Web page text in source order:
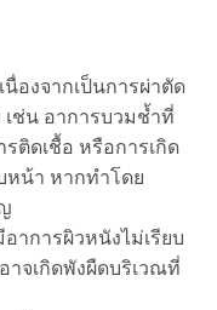
เนื่องจากเป็นการผ่าตัด
เช่น อาการบวมช้ำที่
รติดเชื้อ หรือการเกิด
หน้า หากทำโดย
อาการผิวหนังไม่เรียบ
าจเกิดพังผืดบริเวณที่